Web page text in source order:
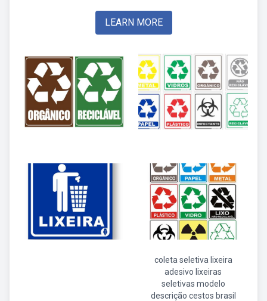
LEARN MORE
coleta seletiva lixeira
adesivo lixeiras
seletivas modelo
descrição cestos brasil